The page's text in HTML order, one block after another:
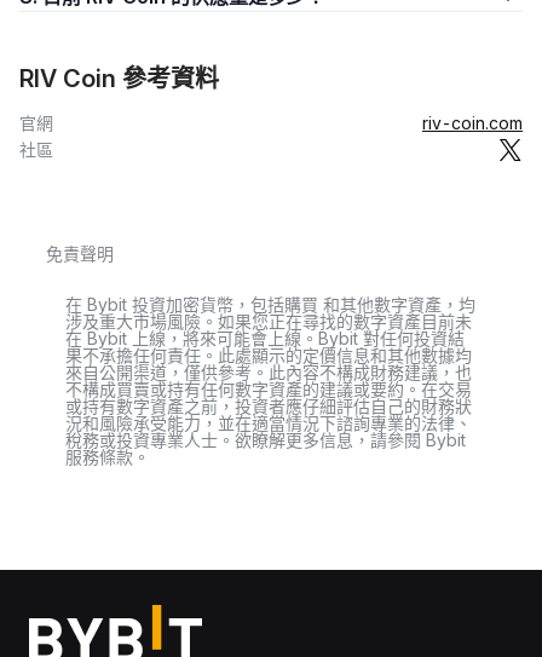
RIV Coin 參考資料
官網
riv-coin.com
社區
免責聲明
在 Bybit 投資加密貨幣，包括購買 和其他數字資產，均
涉及重大市場風險。如果您正在尋找的數字資產目前未
在 Bybit 上線，將來可能會上線。Bybit 對任何投資結
果不承擔任何責任。此處顯示的定價信息和其他數據均
來自公開渠道，僅供參考。此內容不構成財務建議，也
不構成買賣或持有任何數字資產的建議或要約。在交易
或持有數字資產之前，投資者應仔細評估自己的財務狀
況和風險承受能力，並在適當情況下諮詢專業的法律、
稅務或投資專業人士。欲瞭解更多信息，請參閱 Bybit
服務條款。